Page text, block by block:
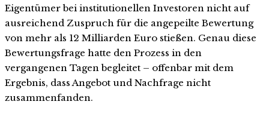
Eigentümer bei institutionellen Investoren nicht auf
ausreichend Zuspruch für die angepeilte Bewertung
von mehr als 12 Milliarden Euro stießen. Genau diese
Bewertungsfrage hatte den Prozess in den
vergangenen Tagen begleitet – offenbar mit dem
Ergebnis, dass Angebot und Nachfrage nicht
zusammenfanden.